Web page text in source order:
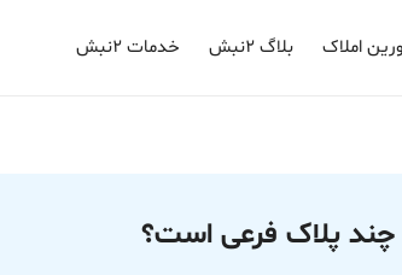
املاک بلاگ ۲نبش خدمات ۲نبش
چند پلاک فرعی است؟